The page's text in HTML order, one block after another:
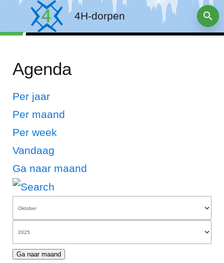
4H-dorpen
Agenda
Per jaar
Per maand
Per week
Vandaag
Ga naar maand
Ga naar maand